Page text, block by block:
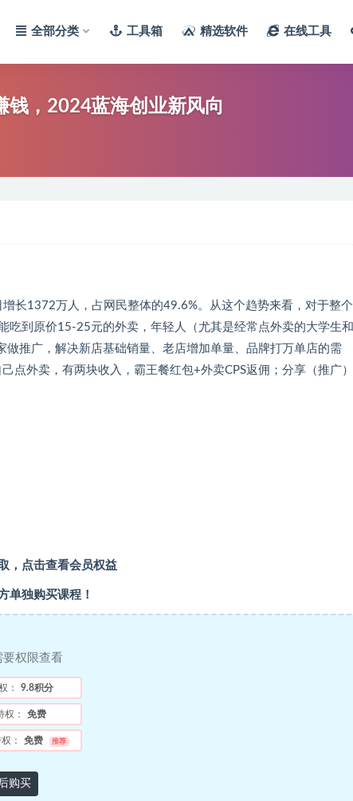
全部分类 工具箱 精选软件 在线工具
钱，2024蓝海创业新风向
长1372万人，占网民整体的49.6%。从这个趋势来看，对于整个
到原价15-25元的外卖，年轻人（尤其是经常点外卖的大学生和
推广，解决新店基础销量、老店增加单量、品牌打万单店的需
外卖，有两块收入，霸王餐红包+外卖CPS返佣；分享（推广）
， 点击查看会员权益
单独购买课程！
要权限查看
： 9.8积分
权： 免费
： 免费 推荐
购买